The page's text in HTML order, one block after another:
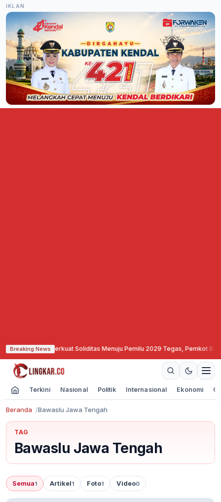
IKLAN
Breaking News
Semarang Perkuat Soliditas Menuju Pemilu 2029·Tegas, Pemkot
Terkini Nasional Politik Internasional Ekonomi
Beranda Bawaslu Jawa Tengah
TAG
Bawaslu Jawa Tengah
Semua1 Artikel1 Foto1 Video0